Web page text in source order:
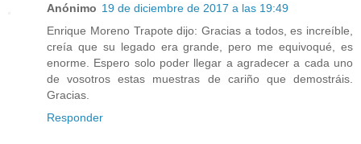
Anónimo 19 de diciembre de 2017 a las 19:49
Enrique Moreno Trapote dijo: Gracias a todos, es increíble,
creía que su legado era grande, pero me equivoqué, es
enorme. Espero solo poder llegar a agradecer a cada uno
de vosotros estas muestras de cariño que demostráis.
Gracias.
Responder